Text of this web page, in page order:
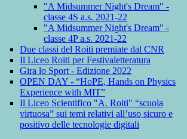
"A Midsummer Night's Dream" -
classe 4S a.s. 2021-22
"A Midsummer Night's Dream" -
classe 4P a.s. 2021-22
Due classi del Roiti premiate dal CNR
Il Liceo Roiti per Festivaletteratura
Gira lo Sport - Edizione 2022
OPEN DAY - “HoPE, Hands on Physics
Experience with MIT”
Il Liceo Scientifico "A. Roiti" “scuola
virtuosa” sui temi relativi all’uso sicuro e
positivo delle tecnologie digitali